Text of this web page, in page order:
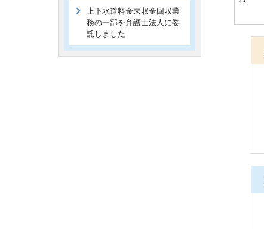
上下水道料金未収金回収業
務の一部を弁護士法人に委
託しました